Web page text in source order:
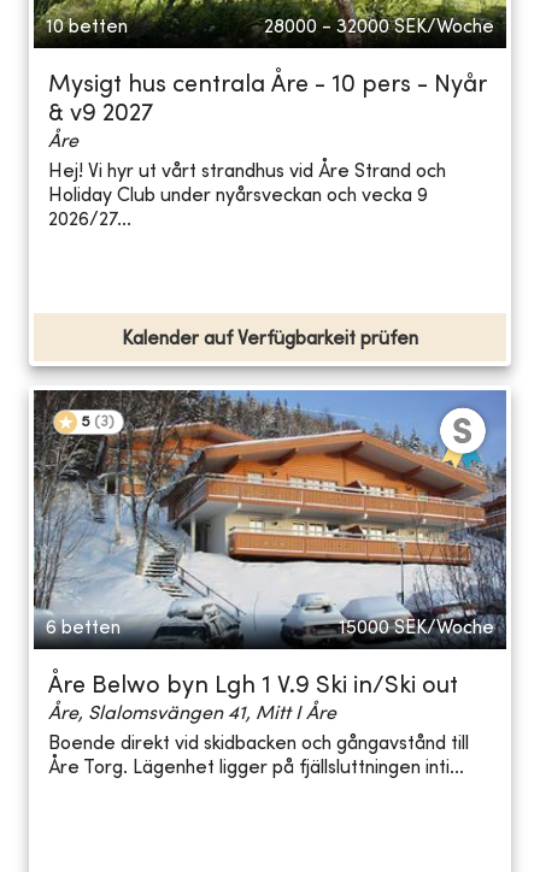
10 betten 28000 - 32000 SEK/Woche
Mysigt hus centrala Åre - 10 pers - Nyår
& v9 2027
Åre
Hej! Vi hyr ut vårt strandhus vid Åre Strand och
Holiday Club under nyårsveckan och vecka 9
2026/27...
Kalender auf Verfügbarkeit prüfen
5 (3)
6 betten 15000 SEK/Woche
Åre Belwo byn Lgh 1 V.9 Ski in/Ski out
Åre, Slalomsvängen 41, Mitt I Åre
Boende direkt vid skidbacken och gångavstånd till
Åre Torg. Lägenhet ligger på fjällsluttningen inti...